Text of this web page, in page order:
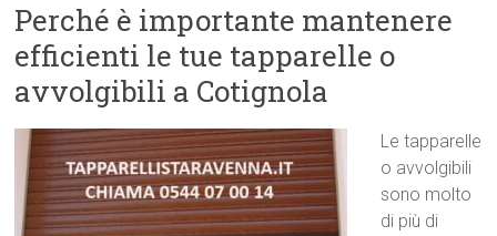
Perché è importante mantenere
efficienti le tue tapparelle o
avvolgibili a Cotignola
Le tapparelle
o avvolgibili
sono molto
di più di